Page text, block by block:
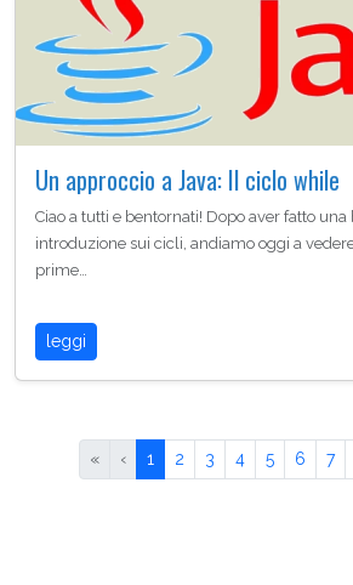
Un approccio a Java: Il ciclo while
Ciao a tutti e bentornati! Dopo aver fatto una
introduzione sui cicli, andiamo oggi a
prime…
leggi
« ‹ 1 2 3 4 5 6 7